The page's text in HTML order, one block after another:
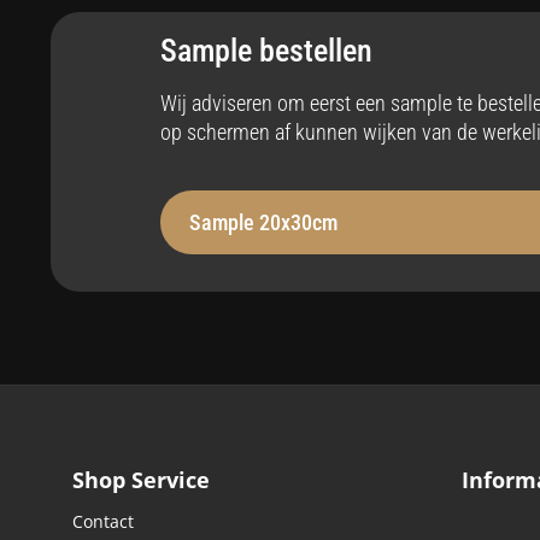
Stabiliteit
Robuust, Robuust - 230 µm
Hittebestendig
tot max 110°C
Ja
Sample bestellen
Wij adviseren om eerst een sample te
op schermen af kunnen wijken van de
Sample 20x30cm
Shop Service
Contact